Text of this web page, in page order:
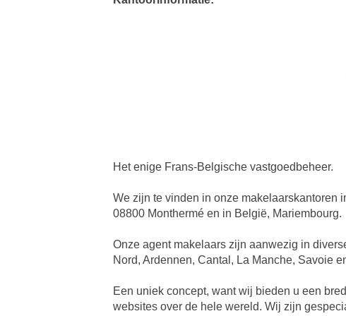
Het enige Frans-Belgische vastgoedbeheer.
We zijn te vinden in onze makelaarskantoren
08800 Monthermé en in België, Mariembourg.
Onze agent makelaars zijn aanwezig in
Nord, Ardennen, Cantal, La Manche, Savoie
Een uniek concept, want wij bieden u een
websites over de hele wereld. Wij zijn